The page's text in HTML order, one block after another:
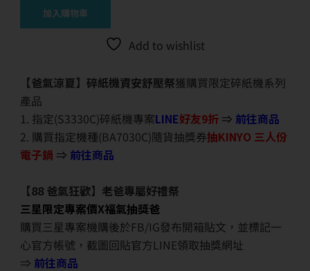
加入購物車
Add to wishlist
【爸氣涼夏】碎紙機資安舒壓祭獲購買限定碎紙機系列
產品
1. 指定(S3330C)碎紙機專案LINE好友9折 ⇒ 前往商品
2. 購買指定機種(BA7030C)隨貨抽獎券抽KINYO 三人份
電子鍋 ⇒ 前往商品
【88 爸氣狂歡】老爸專屬好禮祭
三星限定專案價X福氣抽獎爸
購買三星專案機購後於FB/IG發布開箱貼文，並標記一
心官方帳號，截圖回貼官方LINE領取抽獎網址
⇒ 前往商品